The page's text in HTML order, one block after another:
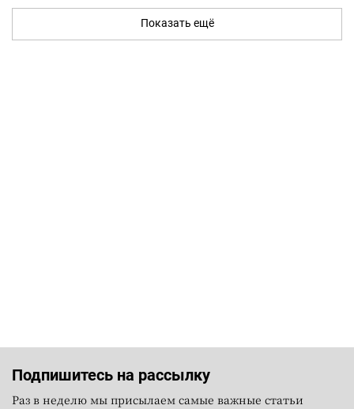
Показать ещё
Подпишитесь на рассылку
Раз в неделю мы присылаем самые важные статьи